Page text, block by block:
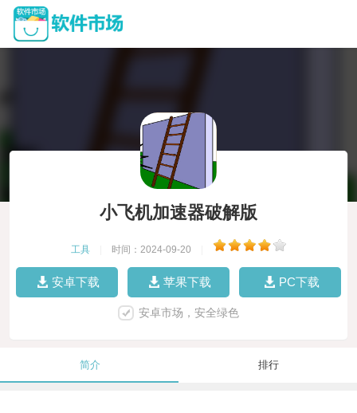
小飞机加速器破解版
工具 时间：2024-09-20
安卓下载 苹果下载 PC下载
安卓市场，安全绿色
简介 排行